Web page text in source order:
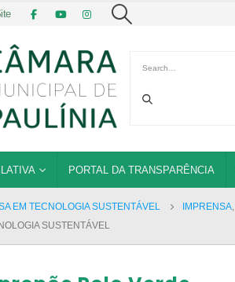
PORTAL DA TRANSPARÊNCIA
EM TECNOLOGIA SUSTENTÁVEL IMPRENSA,
SUSTENTÁVEL